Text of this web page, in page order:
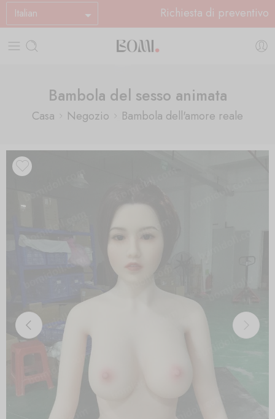
Italian Richiesta di preventivo
Bambola del sesso animata
Casa Negozio Bambola dell'amore reale